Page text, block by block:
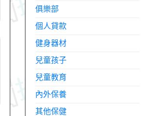
俱樂部
個人貸款
健身器材
兒童孩子
兒童教育
內外保養
其他保健